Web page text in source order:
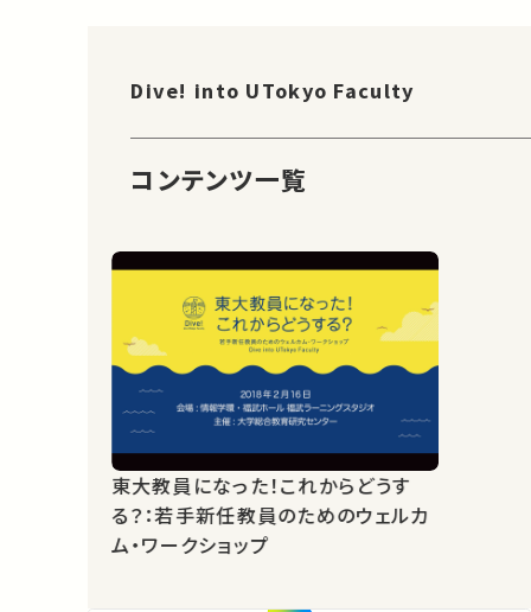
Dive! into UTokyo Faculty
コンテンツ一覧
東大教員になった！これからどうす
る？：若手新任教員のためのウェルカ
ム・ワークショップ